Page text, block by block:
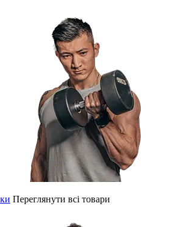
Переглянути всі товари